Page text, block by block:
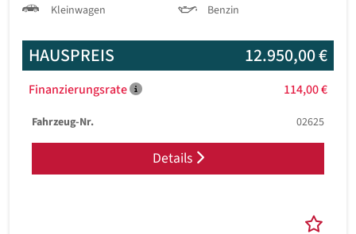
Kleinwagen
Benzin
HAUSPREIS 12.950,00 €
Finanzierungsrate 114,00 €
Fahrzeug-Nr. 02625
Details